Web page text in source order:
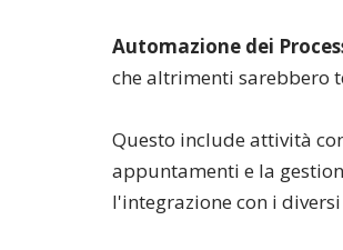
Automazione dei
che altrimenti sarebbero
Questo include attività
appuntamenti e la
l'integrazione con i